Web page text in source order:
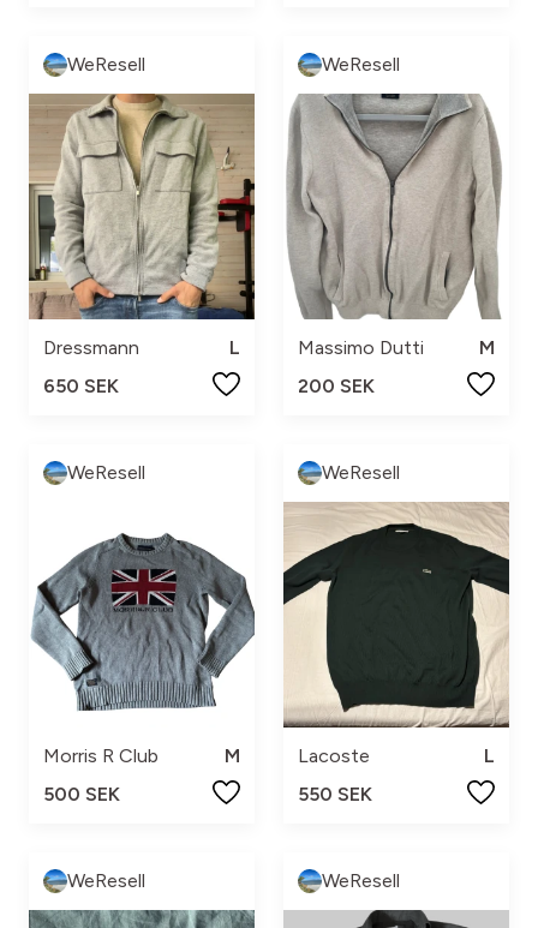
WeResell
Dressmann
L
650 SEK
WeResell
Massimo Dutti
M
200 SEK
WeResell
Morris R Club
M
500 SEK
WeResell
Lacoste
L
550 SEK
WeResell WeResell